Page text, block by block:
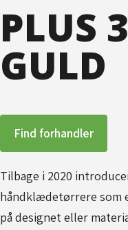
PLUS
GULD
Find forhandler
Tilbage i 2020
håndklædetørrere som
på designet eller